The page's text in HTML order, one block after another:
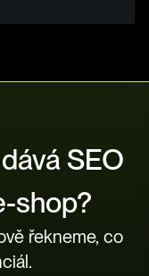
SEO
shop?
řekneme, co